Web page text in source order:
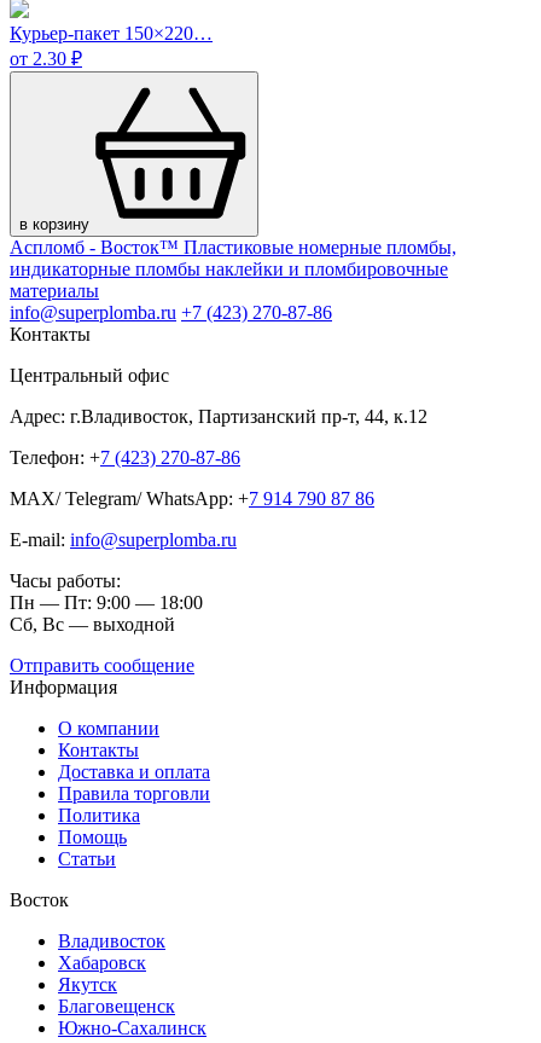
Курьер-пакет 150×220…
от 2.30 ₽
в корзину
Аспломб - Восток™ Пластиковые номерные пломбы,
индикаторные пломбы наклейки и пломбировочные
материалы
info@superplomba.ru +7 (423) 270-87-86
Контакты
Центральный офис
Адрес: г.Владивосток, Партизанский пр-т, 44, к.12
Телефон: +7 (423) 270-87-86
MAX/ Telegram/ WhatsApp: +7 914 790 87 86
E-mail: info@superplomba.ru
Часы работы:
Пн — Пт: 9:00 — 18:00
Сб, Вc — выходной
Отправить сообщение
Информация
О компании
Контакты
Доставка и оплата
Правила торговли
Политика
Помощь
Статьи
Восток
Владивосток
Хабаровск
Якутск
Благовещенск
Южно-Сахалинск